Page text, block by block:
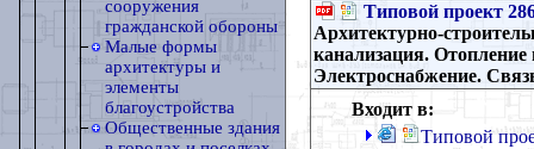
сооружения
гражданской обороны
Малые формы
архитектуры и
элементы
благоустройства
Общественные здания
Типовой проект
Архитектурно-
канализация. Отопление
Электроснабжение.
Входит в:
Типовой